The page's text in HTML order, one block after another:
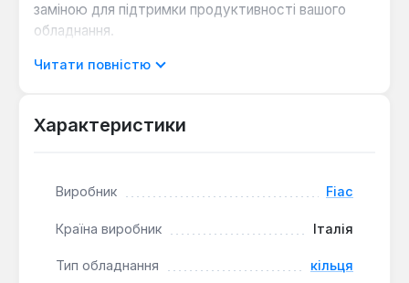
заміною для підтримки продуктивності вашого
обладнання.
функцію. Компресійні кільця відповідають за
компресію, що є основою ефективності
регулюють кількість мастила на стінках циліндра,
потраплянню в стиснене повітря, що подовжує
Читати повністю
Характеристики
Виробник Fiac
Країна виробник Італія
Тип обладнання кільця